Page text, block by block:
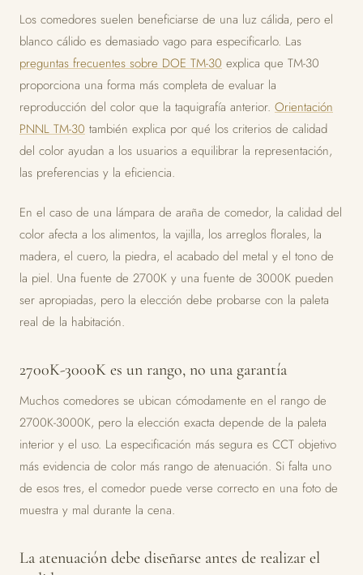
Los comedores suelen beneficiarse de una luz cálida, pero el
blanco cálido es demasiado vago para especificarlo. Las
preguntas frecuentes sobre DOE TM-30 explica que TM-30
proporciona una forma más completa de evaluar la
reproducción del color que la taquigrafía anterior. Orientación
PNNL TM-30 también explica por qué los criterios de calidad
del color ayudan a los usuarios a equilibrar la representación,
las preferencias y la eficiencia.
En el caso de una lámpara de araña de comedor, la calidad del
color afecta a los alimentos, la vajilla, los arreglos florales, la
madera, el cuero, la piedra, el acabado del metal y el tono de
la piel. Una fuente de 2700K y una fuente de 3000K pueden
ser apropiadas, pero la elección debe probarse con la paleta
real de la habitación.
2700K-3000K es un rango, no una garantía
Muchos comedores se ubican cómodamente en el rango de
2700K-3000K, pero la elección exacta depende de la paleta
interior y el uso. La especificación más segura es CCT objetivo
más evidencia de color más rango de atenuación. Si falta uno
de esos tres, el comedor puede verse correcto en una foto de
muestra y mal durante la cena.
La atenuación debe diseñarse antes de realizar el